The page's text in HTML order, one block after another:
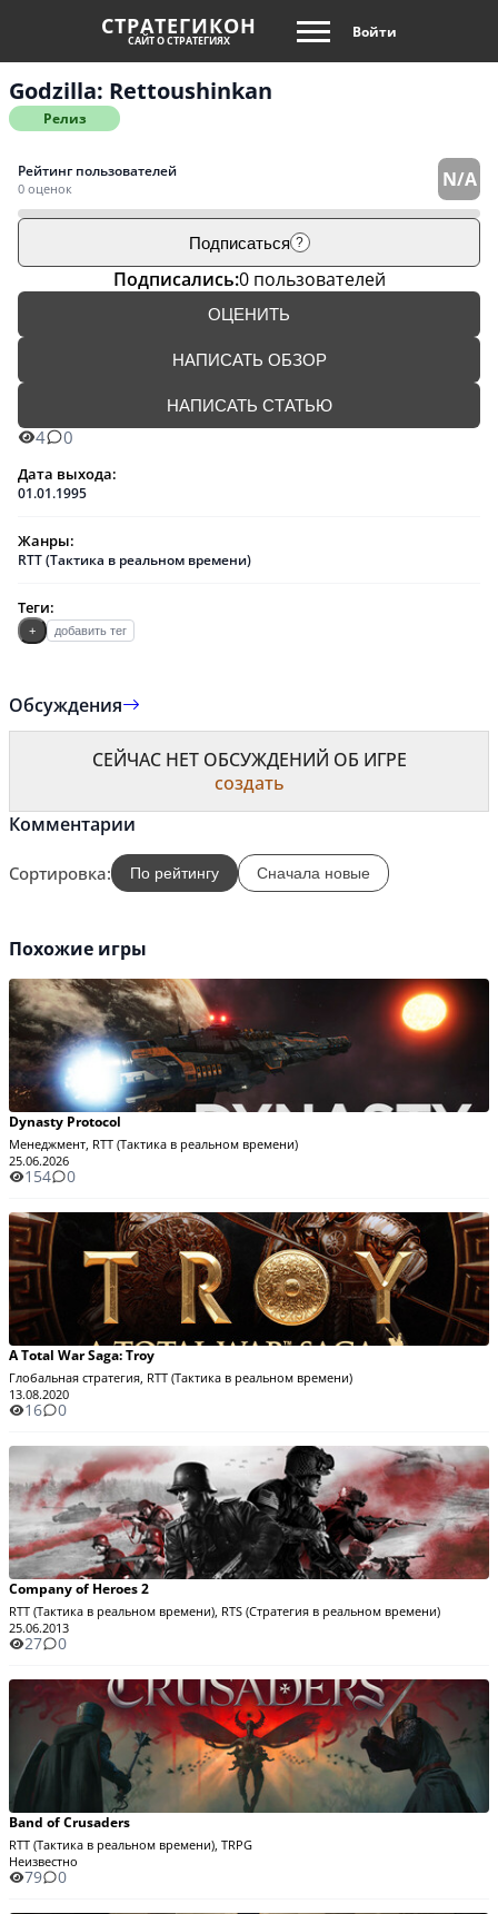
СТРАТЕГИКОН
САЙТ О СТРАТЕГИЯХ Войти
Godzilla: Rettoushinkan
Релиз
Рейтинг пользователей
0 оценок N/A
Подписаться ?
Подписались:0 пользователей
ОЦЕНИТЬ
НАПИСАТЬ ОБЗОР
НАПИСАТЬ СТАТЬЮ
4 0
Дата выхода:
01.01.1995
Жанры:
RTT (Тактика в реальном времени)
Теги:
+ добавить тег
Обсуждения
СЕЙЧАС НЕТ ОБСУЖДЕНИЙ ОБ ИГРЕ
создать
Комментарии
Сортировка: По рейтингу Сначала новые
Похожие игры
Dynasty Protocol
Менеджмент, RTT (Тактика в реальном времени)
25.06.2026
154 0
A Total War Saga: Troy
Глобальная стратегия, RTT (Тактика в реальном времени)
13.08.2020
16 0
Company of Heroes 2
RTT (Тактика в реальном времени), RTS (Стратегия в реальном времени)
25.06.2013
27 0
Band of Crusaders
RTT (Тактика в реальном времени), TRPG
Неизвестно
79 0